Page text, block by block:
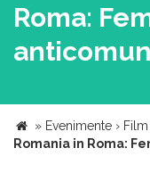
Roma:
» Evenimente › Film
Romania in Roma: